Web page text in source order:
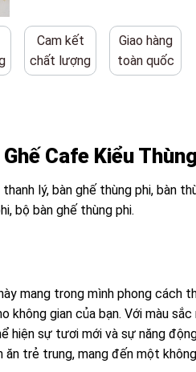
Cam kết
chất lượng
Giao hàng
toàn quốc
Cafe Kiểu
lý, bàn ghế thùng phi, bàn
bộ bàn ghế thùng phi.
mang trong mình phong cách
không gian của bạn. Với màu
hiện sự tươi mới và sự năng
trẻ trung, mang đến một